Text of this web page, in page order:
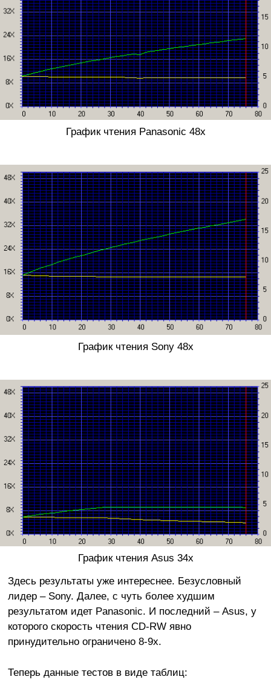
График чтения Panasonic 48x
График чтения Sony 48x
График чтения Asus 34x
Здесь результаты уже интереснее. Безусловный
лидер – Sony. Далее, с чуть более худшим
результатом идет Panasonic. И последний – Asus, у
которого скорость чтения CD-RW явно
принудительно ограничено 8-9х.
Теперь данные тестов в виде таблиц: